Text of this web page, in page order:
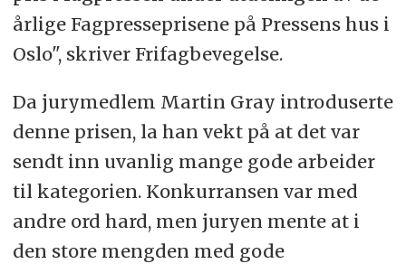
årlige Fagpresseprisene på Pressens hus i
Oslo", skriver Frifagbevegelse.
Da jurymedlem Martin Gray introduserte
denne prisen, la han vekt på at det var
sendt inn uvanlig mange gode arbeider
til kategorien. Konkurransen var med
andre ord hard, men juryen mente at i
den store mengden med gode